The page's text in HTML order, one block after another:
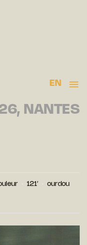
EN
NANTES
121′ ourdou